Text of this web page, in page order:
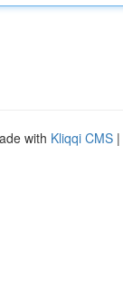
with Kliqqi CMS |